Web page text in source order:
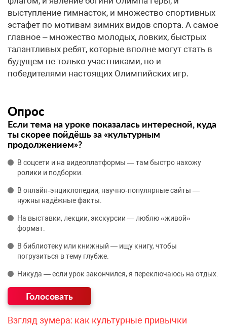
выступление гимнасток, и множество спортивных
эстафет по мотивам зимних видов спорта. А самое
главное – множество молодых, ловких, быстрых
талантливых ребят, которые вполне могут стать в
будущем не только участниками, но и
победителями настоящих Олимпийских игр.
Опрос
Если тема на уроке показалась интересной, куда
ты скорее пойдёшь за «культурным
продолжением»?
В соцсети и на видеоплатформы — там быстро нахожу
ролики и подборки.
В онлайн‑энциклопедии, научно‑популярные сайты —
нужны надёжные факты.
На выставки, лекции, экскурсии — люблю «живой»
формат.
В библиотеку или книжный — ищу книгу, чтобы
погрузиться в тему глубже.
Никуда — если урок закончился, я переключаюсь на отдых.
Взгляд зумера: как культурные привычки